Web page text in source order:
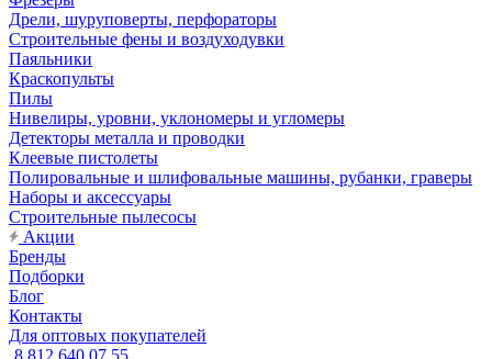
Дрели, шуруповерты, перфораторы
Строительные фены и воздуходувки
Паяльники
Краскопульты
Пилы
Нивелиры, уровни, уклономеры и угломеры
Детекторы металла и проводки
Клеевые пистолеты
Полировальные и шлифовальные машины, рубанки, граверы
Наборы и аксессуары
Строительные пылесосы
Акции
Бренды
Подборки
Блог
Контакты
Для оптовых покупателей
8 812 640 07 55